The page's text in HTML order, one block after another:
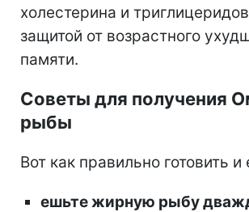
холестерина и
защитой от возрастного
памяти.
Советы для получения
рыбы
Вот как правильно готовить
ешьте жирную рыбу